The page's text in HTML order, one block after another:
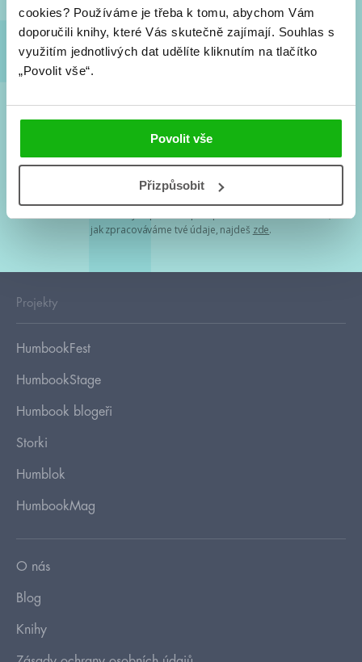
cookies? Používáme je třeba k tomu, abychom Vám
doporučili knihy, které Vás skutečně zajímají. Souhlas s
využitím jednotlivých dat udělíte kliknutím na tlačítko
„Povolit vše“.
Povolit vše
Přizpůsobit
Souhlasím spodmínkami zpracování osobních údajů
Tvá e-mailová adresa je u nás v bezpečí. Přečti si
jak zpracováváme tvé údaje, najdeš zde.
Projekty
HumbookFest
HumbookStage
Humbook blogeři
Storki
Humblok
HumbookMag
O nás
Blog
Knihy